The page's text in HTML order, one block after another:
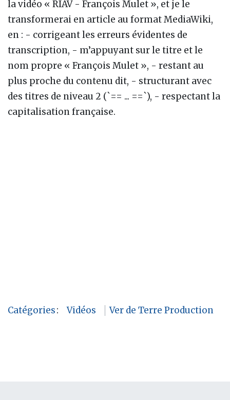
la vidéo « RIAV - François Mulet », et je le
transformerai en article au format MediaWiki,
en : - corrigeant les erreurs évidentes de
transcription, - m’appuyant sur le titre et le
nom propre « François Mulet », - restant au
plus proche du contenu dit, - structurant avec
des titres de niveau 2 (`== ... ==`), - respectant la
capitalisation française.
Catégories: Vidéos Ver de Terre Production